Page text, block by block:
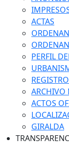
ACTAS
PERFIL
ARCHIVO
ACTOS
GIRALDA